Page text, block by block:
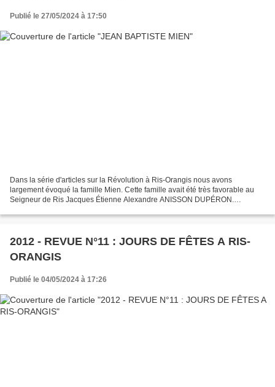
Publié le 27/05/2024 à 17:50
Dans la série d'articles sur la Révolution à Ris-Orangis nous avons
largement évoqué la famille Mien. Cette famille avait été très favorable au
Seigneur de Ris Jacques Étienne Alexandre ANISSON DUPÉRON.
2012 - REVUE N°11 : JOURS DE FÊTES A RIS-
ORANGIS
Publié le 04/05/2024 à 17:26